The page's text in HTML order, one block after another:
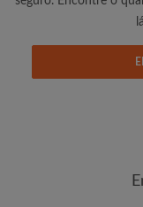
Gostaria de
Procure
Veja